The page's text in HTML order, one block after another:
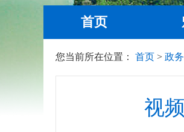
首页
您当前所在位置： 首页 > 政
视